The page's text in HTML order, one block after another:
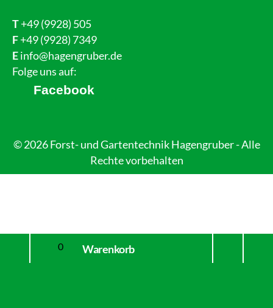
Warenkorb
T+49 (9928) 505
F+49 (9928) 7349
Einfo@hagengruber.de
Folge uns auf:
Facebook
© 2026 Forst- und Gartentechnik Hagengruber - Alle
Rechte vorbehalten